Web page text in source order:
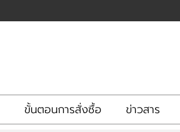
ขั้นตอนการสั่งซื้อ ข่าวสาร